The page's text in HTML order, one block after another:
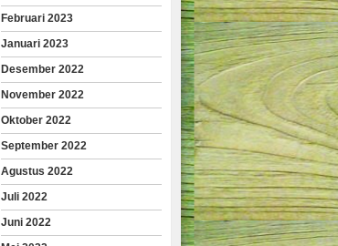
Februari 2023
Januari 2023
Desember 2022
November 2022
Oktober 2022
September 2022
Agustus 2022
Juli 2022
Juni 2022